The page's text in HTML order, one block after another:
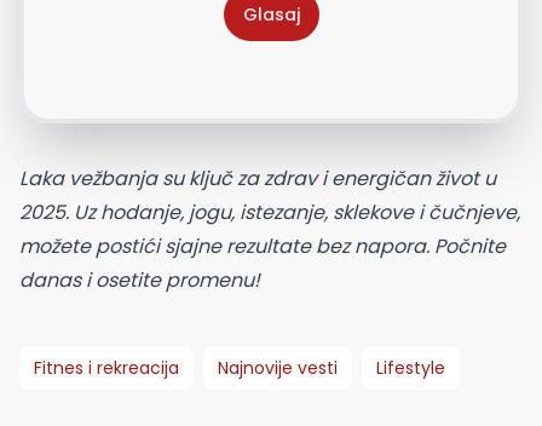
Glasaj
Laka vežbanja su ključ za zdrav i energičan život u
2025. Uz hodanje, jogu, istezanje, sklekove i čučnjeve,
možete postići sjajne rezultate bez napora. Počnite
danas i osetite promenu!
Fitnes i rekreacija Najnovije vesti Lifestyle